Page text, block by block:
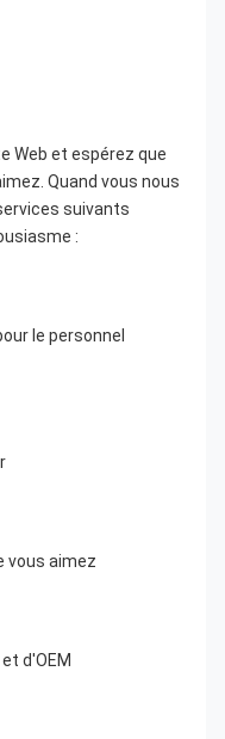
Web et espérez que
Quand vous nous
suivants
:
le personnel
vous aimez
d'OEM